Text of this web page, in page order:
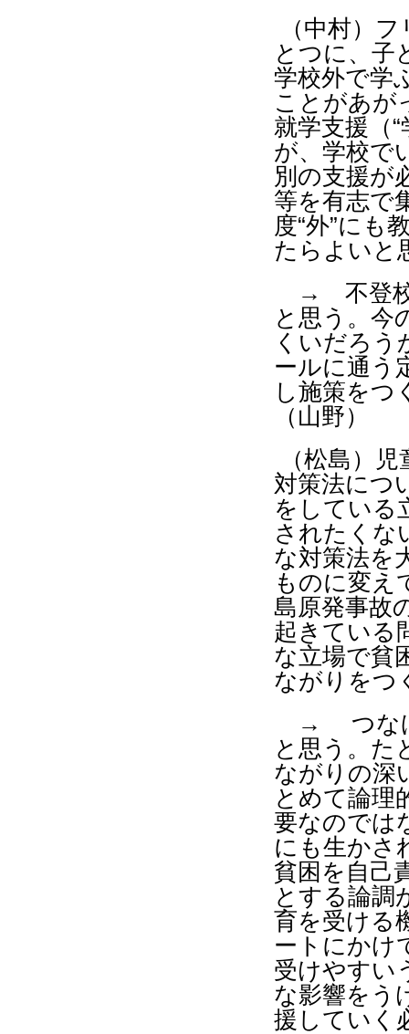
（中村）
とつに、子
学校外で学
ことがあが
就学支援（“
が、学校で
別の支援が
等を有志で
度“外”にも
たらよいと
→ 不登校
と思う。今
くいだろ
ールに通う
し施策をつ
（山野）
（松島）
対策法につ
をしている
されたくな
な対策法を
ものに変え
島原発事故
起きている
な立場で貧
ながりをつ
→ つなげ
と思う。た
ながりの深
とめて論理
要なのでは
にも生かさ
貧困を自己
とする論調
育を受ける
ートにかけ
受けやすい
な影響をう
援していく